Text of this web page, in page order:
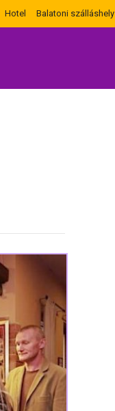
Hotel Balatoni szálláshely